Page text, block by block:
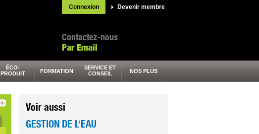
Connexion Devenir membre
Contactez-nous
Par Email
ÉCO-
PRODUIT
FORMATION
SERVICE ET
CONSEIL
NOS PLUS
Voir aussi
GESTION DE L’EAU